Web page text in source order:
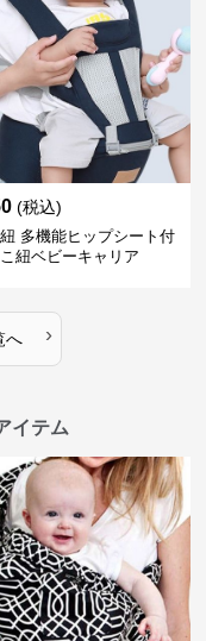
(税込)
多機能ヒップシート付
紐ベビーキャリア
へ ›
イテム